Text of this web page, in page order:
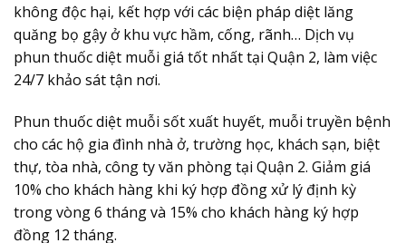
không độc hại, kết hợp với các biện pháp diệt lăng
quăng bọ gậy ở khu vực hầm, cống, rãnh… Dịch vụ
phun thuốc diệt muỗi giá tốt nhất tại Quận 2, làm việc
24/7 khảo sát tận nơi.
Phun thuốc diệt muỗi sốt xuất huyết, muỗi truyền bệnh
cho các hộ gia đình nhà ở, trường học, khách sạn, biệt
thự, tòa nhà, công ty văn phòng tại Quận 2. Giảm giá
10% cho khách hàng khi ký hợp đồng xử lý định kỳ
trong vòng 6 tháng và 15% cho khách hàng ký hợp
đồng 12 tháng.